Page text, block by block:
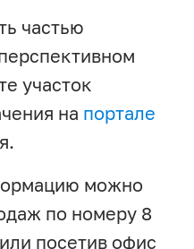
частью
участок
на портале
можно
по номеру 8
посетив офис